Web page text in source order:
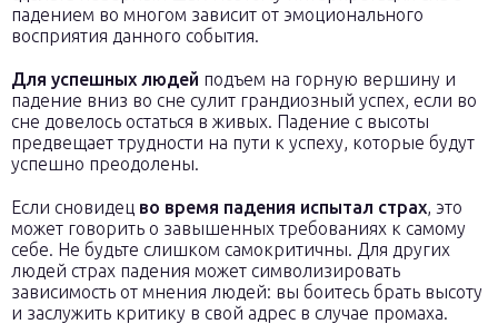
падением во многом зависит от эмоционального
восприятия данного события.
Для успешных людей подъем на горную вершину и
падение вниз во сне сулит грандиозный успех, если во
сне довелось остаться в живых. Падение с высоты
предвещает трудности на пути к успеху, которые будут
успешно преодолены.
Если сновидец во время падения испытал страх, это
может говорить о завышенных требованиях к самому
себе. Не будьте слишком самокритичны. Для других
людей страх падения может символизировать
зависимость от мнения людей: вы боитесь брать высоту
и заслужить критику в свой адрес в случае промаха.